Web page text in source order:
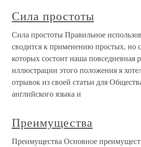
Сила простоты
Сила простоты Правильное
сводится к применению простых, но
которых состоит наша повседневная
иллюстрации этого положения я
отрывок из своей статьи для
английского языка и
Преимущества
Преимущества Основное